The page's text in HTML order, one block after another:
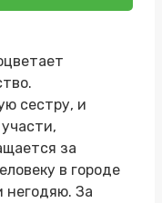
сестру, и
за
в городе
негодяю. За